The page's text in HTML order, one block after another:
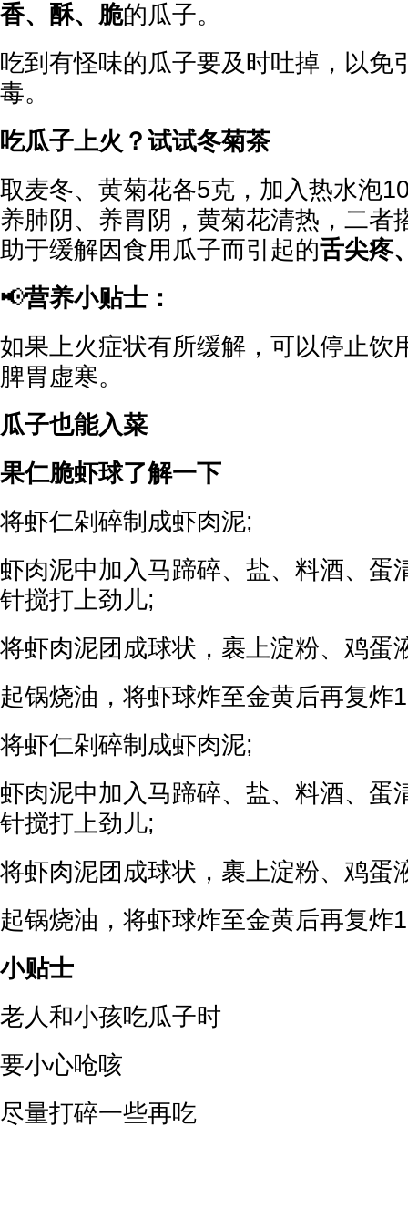
香、酥、脆的瓜子。
吃到有怪味的瓜子要及时吐掉，以免
毒。
吃瓜子上火？试试冬菊茶
取麦冬、黄菊花各5克，加入热水泡
养肺阴、养胃阴，黄菊花清热，二者
助于缓解因食用瓜子而引起的舌尖疼
📢营养小贴士：
如果上火症状有所缓解，可以停止饮
脾胃虚寒。
瓜子也能入菜
果仁脆虾球了解一下
将虾仁剁碎制成虾肉泥;
虾肉泥中加入马蹄碎、盐、料酒、蛋
针搅打上劲儿;
将虾肉泥团成球状，裹上淀粉、鸡蛋
起锅烧油，将虾球炸至金黄后再复炸
将虾仁剁碎制成虾肉泥;
虾肉泥中加入马蹄碎、盐、料酒、蛋
针搅打上劲儿;
将虾肉泥团成球状，裹上淀粉、鸡蛋
起锅烧油，将虾球炸至金黄后再复炸
小贴士
老人和小孩吃瓜子时
要小心呛咳
尽量打碎一些再吃